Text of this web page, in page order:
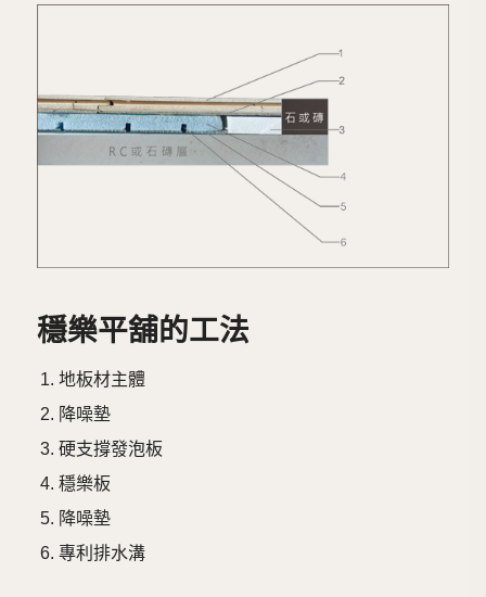
穩樂平舖的工法
地板材主體
降噪墊
硬支撐發泡板
穩樂板
降噪墊
專利排水溝